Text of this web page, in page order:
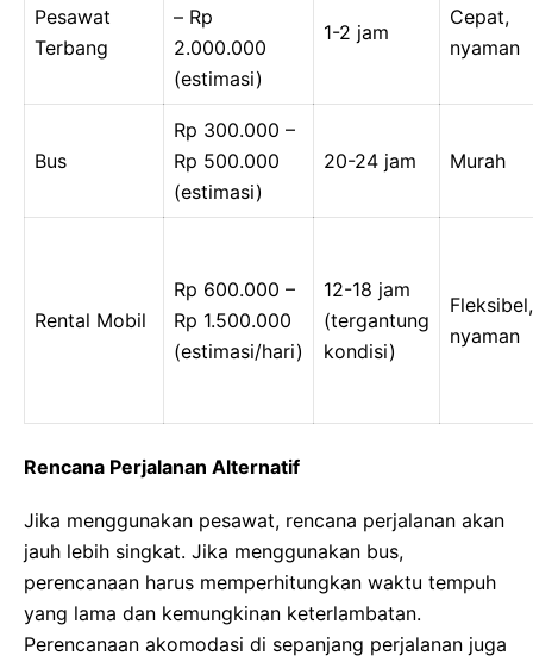
Pesawat
Terbang
– Rp
2.000.000
(estimasi)
1-2 jam
Cepat,
nyaman
Bus
Rp 300.000 –
Rp 500.000
(estimasi)
20-24 jam Murah
Rental Mobil
Rp 600.000 –
Rp 1.500.000
(estimasi/hari)
12-18 jam
(tergantung
kondisi)
Fleksibel,
nyaman
Rencana Perjalanan Alternatif
Jika menggunakan pesawat, rencana perjalanan akan
jauh lebih singkat. Jika menggunakan bus,
perencanaan harus memperhitungkan waktu tempuh
yang lama dan kemungkinan keterlambatan.
Perencanaan akomodasi di sepanjang perjalanan juga